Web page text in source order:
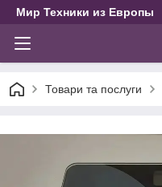
Мир Техники из Европы
Товари та послуги